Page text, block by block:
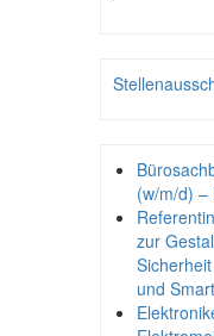
(w/m/d) –
zur
und